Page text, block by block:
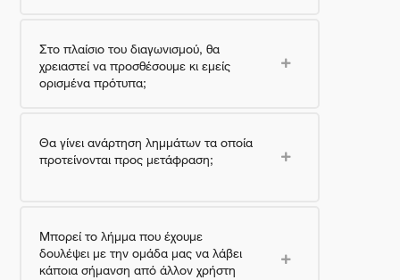
Στο πλαίσιο του διαγωνισμού, θα
χρειαστεί να προσθέσουμε κι εμείς
ορισμένα πρότυπα;
Θα γίνει ανάρτηση λημμάτων τα οποία
προτείνονται προς μετάφραση;
Μπορεί το λήμμα που έχουμε
δουλέψει με την ομάδα μας να λάβει
κάποια σήμανση από άλλον χρήστη